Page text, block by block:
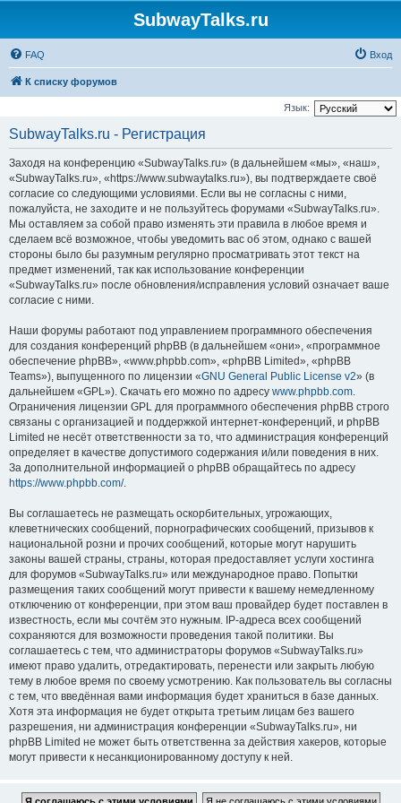
SubwayTalks.ru
FAQ Вход
К списку форумов
Язык:
SubwayTalks.ru - Регистрация
Заходя на конференцию «SubwayTalks.ru» (в дальнейшем «мы», «наш»,
«SubwayTalks.ru», «https://www.subwaytalks.ru»), вы подтверждаете своё
согласие со следующими условиями. Если вы не согласны с ними,
пожалуйста, не заходите и не пользуйтесь форумами «SubwayTalks.ru».
Мы оставляем за собой право изменять эти правила в любое время и
сделаем всё возможное, чтобы уведомить вас об этом, однако с вашей
стороны было бы разумным регулярно просматривать этот текст на
предмет изменений, так как использование конференции
«SubwayTalks.ru» после обновления/исправления условий означает ваше
согласие с ними.
Наши форумы работают под управлением программного обеспечения
для создания конференций phpBB (в дальнейшем «они», «программное
обеспечение phpBB», «www.phpbb.com», «phpBB Limited», «phpBB
Teams»), выпущенного по лицензии «GNU General Public License v2» (в
дальнейшем «GPL»). Скачать его можно по адресу www.phpbb.com.
Ограничения лицензии GPL для программного обеспечения phpBB строго
связаны с организацией и поддержкой интернет-конференций, и phpBB
Limited не несёт ответственности за то, что администрация конференций
определяет в качестве допустимого содержания и/или поведения в них.
За дополнительной информацией о phpBB обращайтесь по адресу
https://www.phpbb.com/.
Вы соглашаетесь не размещать оскорбительных, угрожающих,
клеветнических сообщений, порнографических сообщений, призывов к
национальной розни и прочих сообщений, которые могут нарушить
законы вашей страны, страны, которая предоставляет услуги хостинга
для форумов «SubwayTalks.ru» или международное право. Попытки
размещения таких сообщений могут привести к вашему немедленному
отключению от конференции, при этом ваш провайдер будет поставлен в
известность, если мы сочтём это нужным. IP-адреса всех сообщений
сохраняются для возможности проведения такой политики. Вы
соглашаетесь с тем, что администраторы форумов «SubwayTalks.ru»
имеют право удалить, отредактировать, перенести или закрыть любую
тему в любое время по своему усмотрению. Как пользователь вы согласны
с тем, что введённая вами информация будет храниться в базе данных.
Хотя эта информация не будет открыта третьим лицам без вашего
разрешения, ни администрация конференции «SubwayTalks.ru», ни
phpBB Limited не может быть ответственна за действия хакеров, которые
могут привести к несанкционированному доступу к ней.